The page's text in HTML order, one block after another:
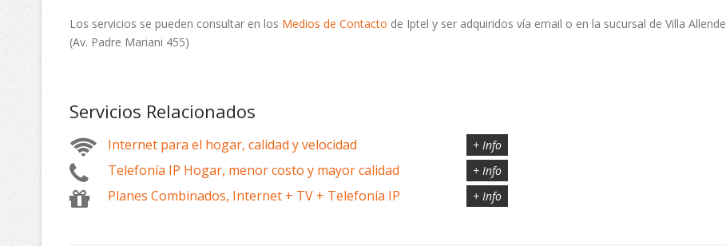
Los servicios se pueden consultar en los Medios de Contacto de Iptel y ser adquiridos vía email o en la sucursal de Villa Allende
(Av. Padre Mariani 455)
Servicios Relacionados
Internet para el hogar, calidad y velocidad + Info
Telefonía IP Hogar, menor costo y mayor calidad + Info
Planes Combinados, Internet + TV + Telefonía IP + Info